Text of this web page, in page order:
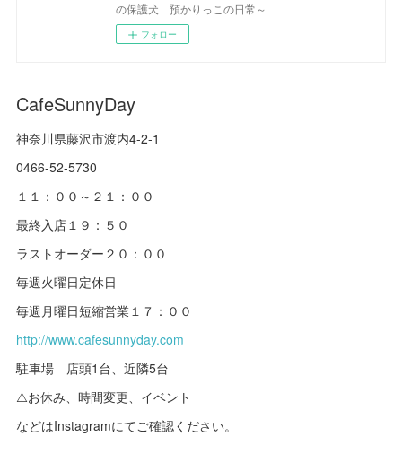
の保護犬 預かりっこの日常～
フォロー
CafeSunnyDay
神奈川県藤沢市渡内4-2-1
0466-52-5730
１１：００～２１：００
最終入店１９：５０
ラストオーダー２０：００
毎週火曜日定休日
毎週月曜日短縮営業１７：００
http://www.cafesunnyday.com
駐車場 店頭1台、近隣5台
⚠️お休み、時間変更、イベント
などはInstagramにてご確認ください。